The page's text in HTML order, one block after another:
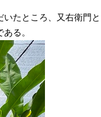
たところ、又右衛門と
る。